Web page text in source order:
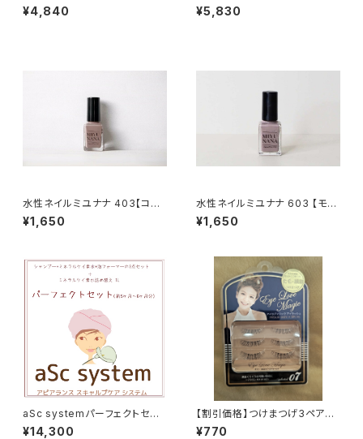
¥4,840 ¥5,830
水性ネイルミユナナ 403【コル
ク】
¥1,650
水性ネイルミユナナ 603 【モカ
パープル】
¥1,650
aSc systemパーフェクトセット
(5~6ヶ月分)本気で取り組む方
¥14,300
【割引価格】つけまつげ3ペア…
アイラブマジックアイラッシュ07
¥770